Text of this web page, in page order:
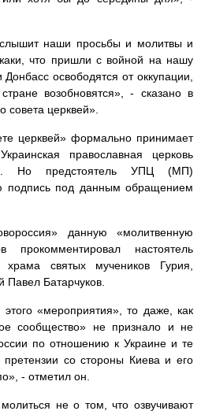
наши просьбы и молитвы и
что пришли с войной на нашу
освободятся от оккупации,
возобновятся», - сказано в
совета церквей».
церквей» формально принимает
православная церковь
Но предстоятель УПЦ (МП)
подпись под данным обращением
данную «молитвенную
прокомментировал настоятель
храма святых мучеников Гурия,
Батарчуков.
«мероприятия», то даже, как
сообщество» не признало и не
по отношению к Украине и те
со стороны Киева и его
- отметил он.
не о том, что озвучивают